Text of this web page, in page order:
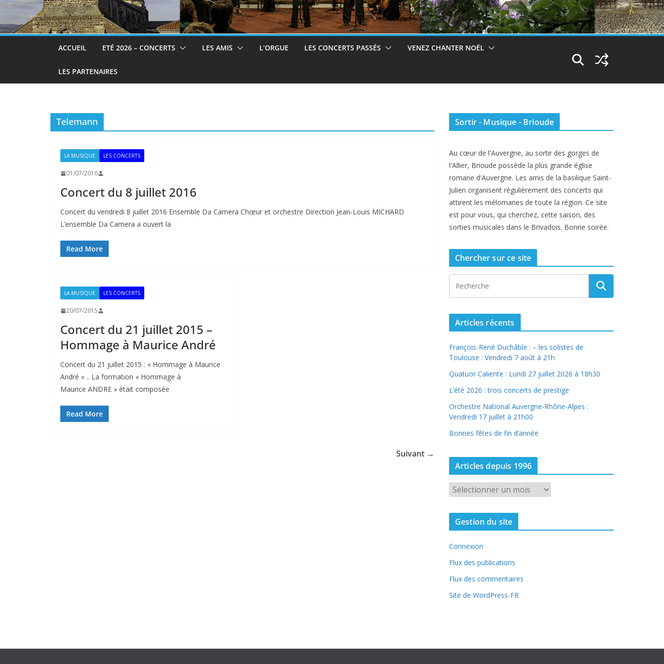
ACCUEIL ETÉ 2026 – CONCERTS LES AMIS L’ORGUE LES CONCERTS PASSÉS VENEZ CHANTER NOËL
LES PARTENAIRES
Telemann
LA MUSIQUE LES CONCERTS
01/07/2016
Concert du 8 juillet 2016
Concert du vendredi 8 juillet 2016 Ensemble Da Camera Chœur et orchestre Direction Jean-Louis MICHARD
L’ensemble Da Camera a ouvert la
Read More
LA MUSIQUE LES CONCERTS
20/07/2015
Concert du 21 juillet 2015 –
Hommage à Maurice André
Concert du 21 juillet 2015 : « Hommage à Maurice
André » .. La formation « Hommage à
Maurice ANDRE » était composée
Read More
Suivant →
Sortir - Musique - Brioude
Au cœur de l'Auvergne, au sortir des gorges de
l'Allier, Brioude possède la plus grande église
romane d'Auvergne. Les amis de la basilique Saint-
Julien organisent régulièrement des concerts qui
attirent les mélomanes de toute la région. Ce site
est pour vous, qui cherchez, cette saison, des
sorties musicales dans le Brivadois. Bonne soirée.
Chercher sur ce site
Articles récents
François-René Duchâble : – les solistes de
Toulouse : Vendredi 7 août à 21h
Quatuor Caliente : Lundi 27 juillet 2026 à 18h30
L’été 2026 : trois concerts de prestige
Orchestre National Auvergne-Rhône-Alpes :
Vendredi 17 juillet à 21h00
Bonnes fêtes de fin d’année
Articles depuis 1996
r
t
l
e
s
e
s
Gestion du site
Connexion
Flux des publications
Flux des commentaires
Site de WordPress-FR